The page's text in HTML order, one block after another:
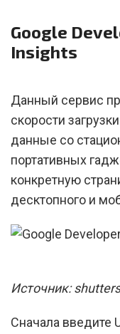
Google
Insights
Данный сервис
скорости
данные со
портативных
конкретную
десктопного и
Источник:
Сначала введите